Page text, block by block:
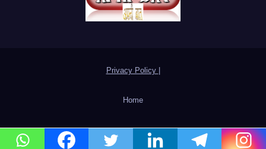
Privacy Policy
Home